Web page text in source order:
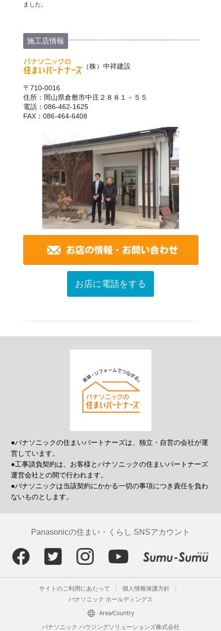
ました。
施工店情報
（株）中祥建設
〒710-0016
住所：岡山県倉敷市中庄２８８１－５５
電話：086-462-1625
FAX：086-464-6408
お店に電話をする
●パナソニックの住まいパートナーズは、独立・自営の会社が運
営しています。
●工事請負契約は、お客様とパナソニックの住まいパートナーズ
運営会社との間で行われます。
●パナソニックは当該契約にかかる一切の事項につき責任を負わ
ないものとします。
Panasonicの住まい・くらし SNSアカウント
サイトのご利用にあたって
個人情報保護方針
パナソニック ホールディングス
Area/Country
パナソニック ハウジングソリューションズ株式会社